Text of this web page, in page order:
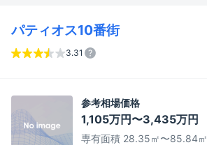
パティオス10番街
3.31
参考相場価格
1,105万円〜3,435万円
専有面積 28.35㎡〜85.84㎡